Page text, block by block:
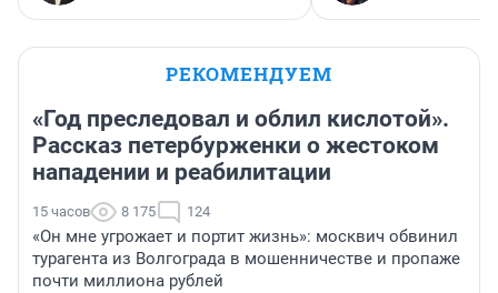
РЕКОМЕНДУЕМ
«Год преследовал и облил кислотой».
Рассказ петербурженки о жестоком
нападении и реабилитации
15 часов 8 175 124
«Он мне угрожает и портит жизнь»: москвич обвинил
турагента из Волгограда в мошенничестве и пропаже
почти миллиона рублей